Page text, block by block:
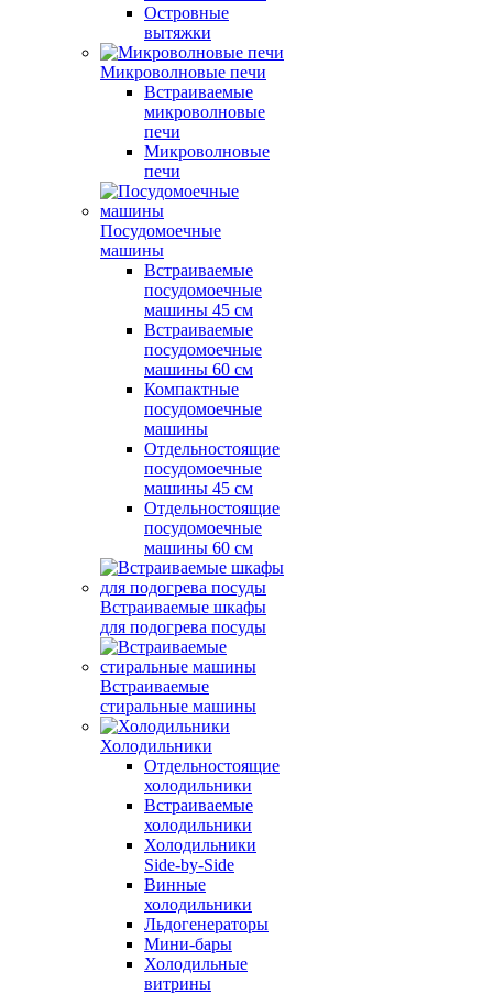
Островные
вытяжки
Микроволновые печи
Встраиваемые
микроволновые
печи
Микроволновые
печи
Посудомоечные
машины
Встраиваемые
посудомоечные
машины 45 см
Встраиваемые
посудомоечные
машины 60 см
Компактные
посудомоечные
машины
Отдельностоящие
посудомоечные
машины 45 см
Отдельностоящие
посудомоечные
машины 60 см
Встраиваемые шкафы
для подогрева посуды
Встраиваемые
стиральные машины
Холодильники
Отдельностоящие
холодильники
Встраиваемые
холодильники
Холодильники
Side-by-Side
Винные
холодильники
Льдогенераторы
Мини-бары
Холодильные
витрины